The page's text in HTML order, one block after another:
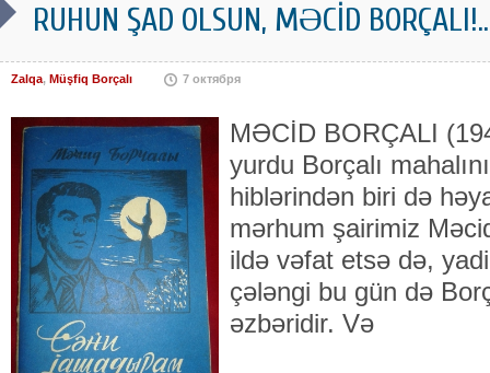
RUHUN ŞAD OLSUN, MƏCİD BORÇALI!..
Zalqa, Müşfiq Borçalı 7 октября
MƏCİD BORÇALI
yurdu Borçalı
hiblərindən biri də
mərhum şai­rimiz
ildə vəfat etsə də,
çələngi bu gün də
əz­bəri­dir. Və